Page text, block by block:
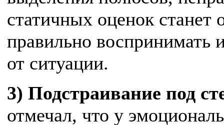
статичных оценок станет
правильно воспринимать
от ситуации.
3) Подстраивание под
отмечал, что у